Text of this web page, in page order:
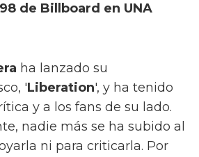
de Billboard en UNA
ha lanzado su
'Liberation', y ha tenido
y a los fans de su lado.
nadie más se ha subido al
ni para criticarla. Por